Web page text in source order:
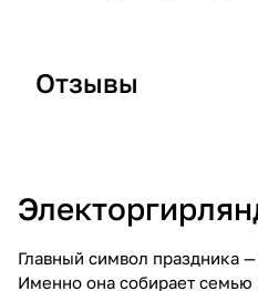
Отзывы
Главный символ праздника
Именно она собирает семью